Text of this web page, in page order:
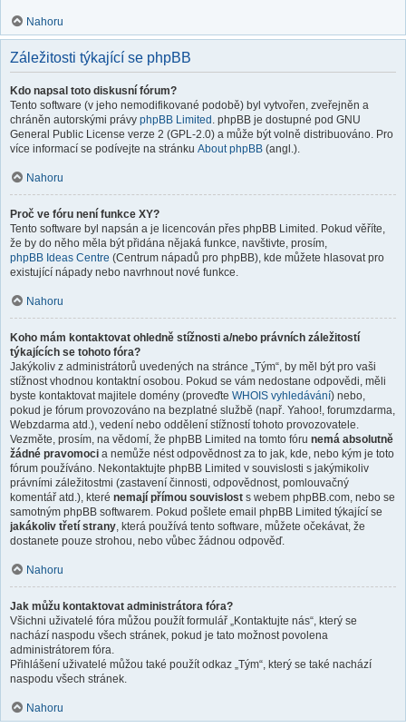
Nahoru
Záležitosti týkající se phpBB
Kdo napsal toto diskusní fórum?
Tento software (v jeho nemodifikované podobě) byl vytvořen, zveřejněn a
chráněn autorskými právy phpBB Limited . phpBB je dostupné pod GNU
General Public License verze 2 (GPL-2.0) a může být volně distribuováno. Pro
více informací se podívejte na stránku About phpBB (angl.).
Nahoru
Proč ve fóru není funkce XY?
Tento software byl napsán a je licencován přes phpBB Limited. Pokud věříte,
že by do něho měla být přidána nějaká funkce, navštivte, prosím,
phpBB Ideas Centre (Centrum nápadů pro phpBB), kde můžete hlasovat pro
existující nápady nebo navrhnout nové funkce.
Nahoru
Koho mám kontaktovat ohledně stížnosti a/nebo právních záležitostí
týkajících se tohoto fóra?
Jakýkoliv z administrátorů uvedených na stránce „Tým“, by měl být pro vaši
stížnost vhodnou kontaktní osobou. Pokud se vám nedostane odpovědi, měli
byste kontaktovat majitele domény (proveďte WHOIS vyhledávání) nebo,
pokud je fórum provozováno na bezplatné službě (např. Yahoo!, forumzdarma,
Webzdarma atd.), vedení nebo oddělení stížností tohoto provozovatele.
Vezměte, prosím, na vědomí, že phpBB Limited na tomto fóru nemá absolutně
žádné pravomoci a nemůže nést odpovědnost za to jak, kde, nebo kým je toto
fórum používáno. Nekontaktujte phpBB Limited v souvislosti s jakýmikoliv
právními záležitostmi (zastavení činnosti, odpovědnost, pomlouvačný
komentář atd.), které nemají přímou souvislost s webem phpBB.com, nebo se
samotným phpBB softwarem. Pokud pošlete email phpBB Limited týkající se
jakákoliv třetí strany, která používá tento software, můžete očekávat, že
dostanete pouze strohou, nebo vůbec žádnou odpověď.
Nahoru
Jak můžu kontaktovat administrátora fóra?
Všichni uživatelé fóra můžou použít formulář „Kontaktujte nás“, který se
nachází naspodu všech stránek, pokud je tato možnost povolena
administrátorem fóra.
Přihlášení uživatelé můžou také použít odkaz „Tým“, který se také nachází
naspodu všech stránek.
Nahoru